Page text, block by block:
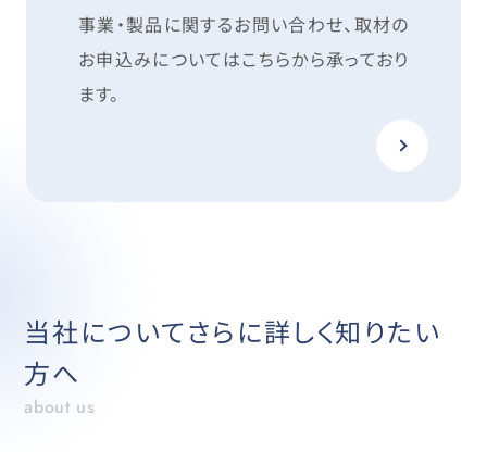
事業・製品に関するお問い合わせ、取材の
お申込みについてはこちらから承っており
ます。
当社についてさらに詳しく知りたい
方へ
about us